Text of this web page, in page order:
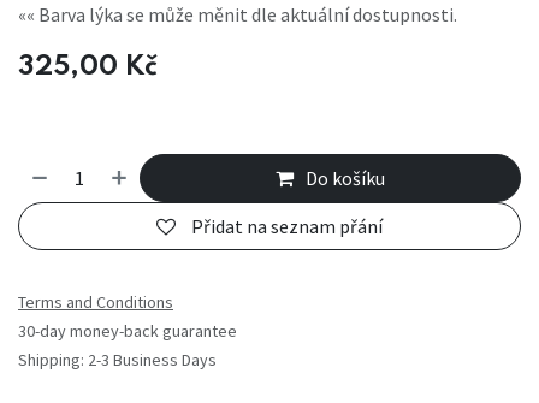
«« Barva lýka se může měnit dle aktuální dostupnosti.
325,00 Kč
Do košíku
Přidat na seznam přání
Terms and Conditions
30-day money-back guarantee
Shipping: 2-3 Business Days